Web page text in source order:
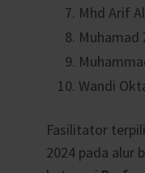
Mhd Arif
Muhamad
Wandi
Fasilitator
2024 pada alur